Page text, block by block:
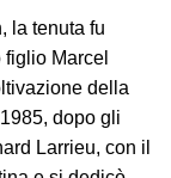
la tenuta fu
Marcel
della
dopo gli
Larrieu, con il